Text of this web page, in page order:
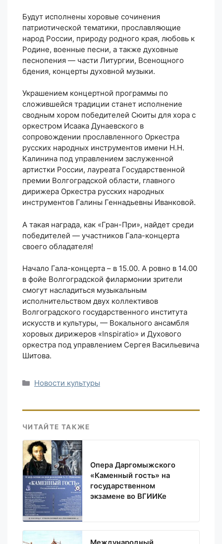
Будут исполнены хоровые сочинения
патриотической тематики, прославляющие
народ России, природу родного края, любовь к
Родине, военные песни, а также духовные
песнопения — части Литургии, Всенощного
бдения, концерты духовной музыки.
Украшением концертной программы по
сложившейся традиции станет исполнение
сводным хором победителей Сюиты для хора с
оркестром Исаака Дунаевского в
сопровождении прославленного Оркестра
русских народных инструментов имени Н.Н.
Калинина под управлением заслуженной
артистки России, лауреата Государственной
премии Волгоградской области, главного
дирижера Оркестра русских народных
инструментов Галины Геннадьевны Иванковой.
А такая награда, как «Гран-При», найдет среди
победителей — участников Гала-концерта
своего обладателя!
Начало Гала-концерта – в 15.00. А ровно в 14.00
в фойе Волгоградской филармонии зрители
смогут насладиться музыкальным
исполнительством двух коллективов
Волгоградского государственного института
искусств и культуры, — Вокального ансамбля
хоровых дирижеров «Inspiratio» и Духового
оркестра под управлением Сергея Васильевича
Шитова.
Рубрики
Новости культуры
ЧИТАЙТЕ ТАКЖЕ
Опера Даргомыжского
«Каменный гость» на
государственном
экзамене во ВГИИКе